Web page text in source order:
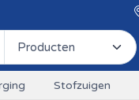
Stofzuigen